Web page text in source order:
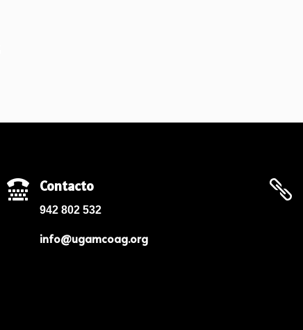
 Contacto
942 802 532
info@ugamcoag.org
